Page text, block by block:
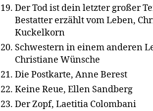
Der Tod ist dein letzter großer
Bestatter erzählt vom Leben,
Kuckelkorn
Schwestern in einem anderen
Christiane Wünsche
Die Postkarte, Anne Berest
Keine Reue, Ellen Sandberg
Der Zopf, Laetitia Colombani